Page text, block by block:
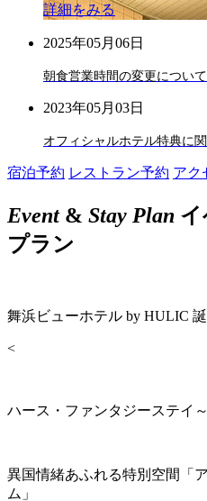
詳細をみる
2025年05月06日
朝食営業時間の変更について
2023年05月03日
オフィシャルホテル特典に
宿泊予約 レストラン予約 アク
Event& Stay Plan
プラン
舞浜ビューホテル by HULIC
<
ハース・ファンタジーステイ
異国情緒あふれる特別空間「
ム」